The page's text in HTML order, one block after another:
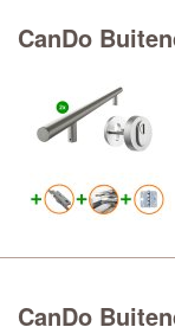
CanDo
CanDo